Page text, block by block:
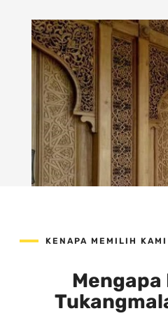
KENAPA MEMILIH KAMI
Mengapa